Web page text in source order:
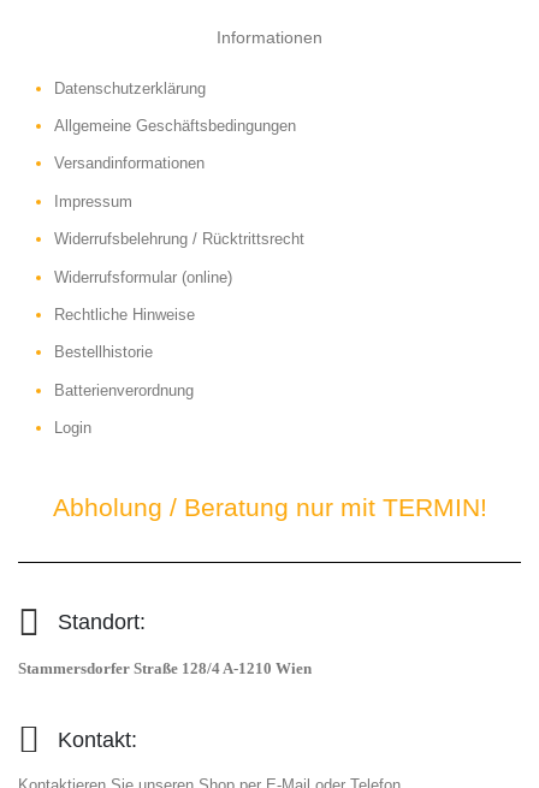
Informationen
Datenschutzerklärung
Allgemeine Geschäftsbedingungen
Versandinformationen
Impressum
Widerrufsbelehrung / Rücktrittsrecht
Widerrufsformular (online)
Rechtliche Hinweise
Bestellhistorie
Batterienverordnung
Login
Abholung / Beratung nur mit TERMIN!
Standort:
Stammersdorfer Straße 128/4 A-1210 Wien
Kontakt: